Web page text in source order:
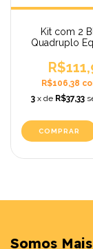
Kit com 2
Quadruplo
R$106,38
3 x de R$37,33
Somos